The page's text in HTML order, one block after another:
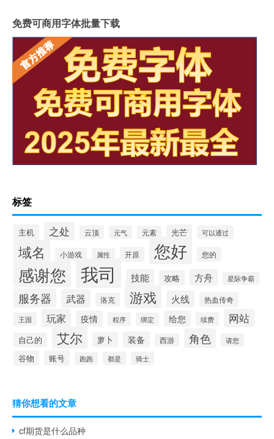
免费可商用字体批量下载
标签
主机 之处 云顶 元气 元素 光芒 可以通过
域名 小游戏 属性 开原 您好 您的
感谢您 我司 技能 攻略 方舟 星际争霸
服务器 武器 洛克 游戏 火线 热血传奇
王国 玩家 疫情 程序 绑定 给您 续费 网站
自己的 艾尔 萝卜 装备 西游 角色 请您
谷物 账号 跑跑 都是 骑士
猜你想看的文章
cf期货是什么品种